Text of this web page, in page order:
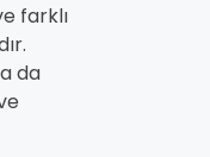
farklı
da